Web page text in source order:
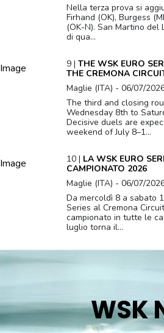
Nella terza prova si
Firhand (OK), Burgess
(OK-N). San Martino del
di qua...
9 | THE WSK EURO
THE CREMONA
Maglie (ITA) - 06/07/
The third and closing
Wednesday 8th to
Decisive duels are
weekend of July 8–1...
10 | LA WSK EURO
CAMPIONATO 2026
Maglie (ITA) - 06/07/
Da mercoldì 8 a sabato
Series al Cremona
campionato in tutte le
luglio torna il...
WSK